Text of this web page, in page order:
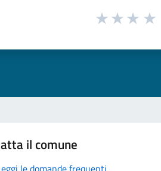
il comune